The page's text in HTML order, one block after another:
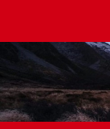
вмісту